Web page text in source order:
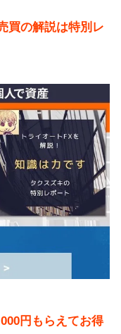
買の解説は特別レ
円もらえてお得